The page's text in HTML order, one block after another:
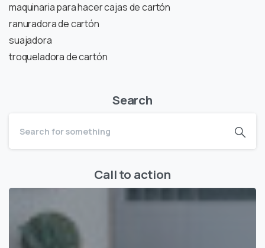
maquinaria para hacer cajas de cartón
ranuradora de cartón
suajadora
troqueladora de cartón
Search
Call to action